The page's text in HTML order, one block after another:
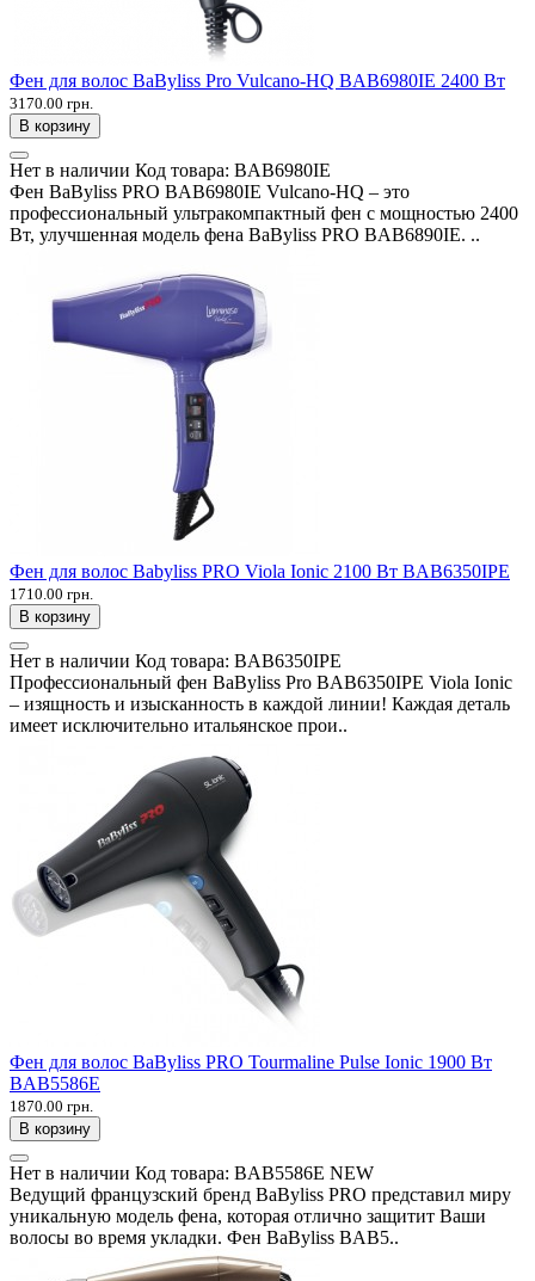
Фен для волос BaByliss Pro Vulcano-HQ BAB6980IE 2400 Вт
3170.00 грн.
В корзину
Нет в наличии Код товара: BAB6980IE
Фен BaByliss PRO BAB6980IE Vulcano-HQ – это
профессиональный ультракомпактный фен с мощностью 2400
Вт, улучшенная модель фена BaByliss PRO BAB6890IE. ..
Фен для волос Babyliss PRO Viola Ionic 2100 Вт BAB6350IPE
1710.00 грн.
В корзину
Нет в наличии Код товара: BAB6350IPE
Профессиональный фен BaByliss Pro BAB6350IPE Viola Ionic
– изящность и изысканность в каждой линии! Каждая деталь
имеет исключительно итальянское прои..
Фен для волос BaByliss PRO Tourmaline Pulse Ionic 1900 Вт
BAB5586E
1870.00 грн.
В корзину
Нет в наличии Код товара: BAB5586E NEW
Ведущий французский бренд BaByliss PRO представил миру
уникальную модель фена, которая отлично защитит Ваши
волосы во время укладки. Фен BaByliss BAB5..